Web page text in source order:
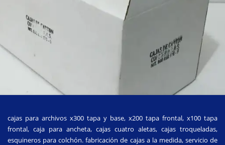
cajas para archivos x300 tapa y base, x200 tapa frontal, x100 tapa
frontal, caja para ancheta, cajas cuatro aletas, cajas troqueladas,
esquineros para colchón. fabricación de cajas a la medida, servicio de